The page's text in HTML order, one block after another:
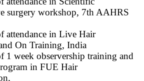
surgery workshop, 7th AAHRS
attendance in Live Hair
On Training, India
1 week observership training and
in FUE Hair